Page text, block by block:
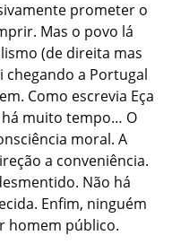
prometer o
Mas o povo lá
(de direita mas
chegando a Portugal
Como escrevia Eça
há muito tempo… O
moral. A
a conveniência.
Não há
Enfim, ninguém
homem público.